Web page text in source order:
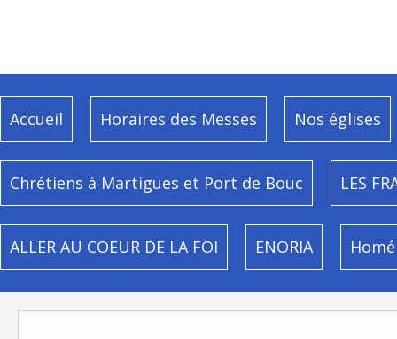
Accueil Horaires des Messes Nos églises
Chrétiens à Martigues et Port de Bouc LES
ALLER AU COEUR DE LA FOI ENORIA